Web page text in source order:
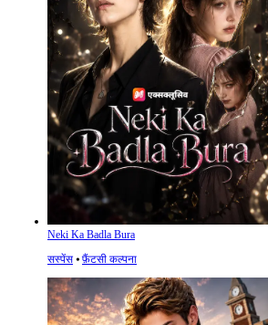
Neki Ka Badla Bura
सस्पेंस ⦁ फ़ैंटसी कल्पना